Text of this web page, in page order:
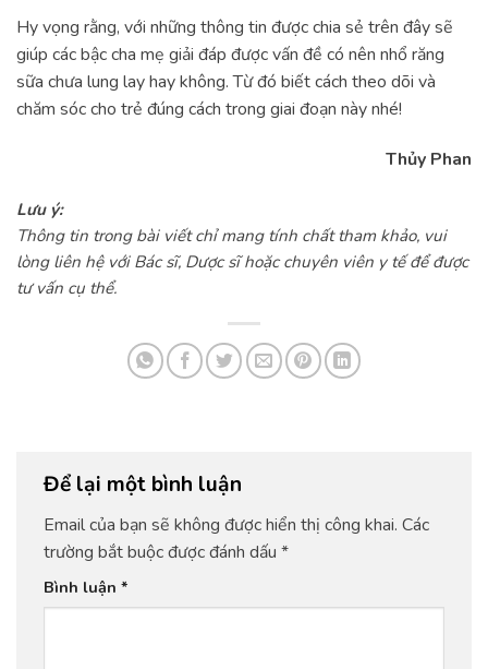
Hy vọng rằng, với những thông tin được chia sẻ trên đây sẽ
giúp các bậc cha mẹ giải đáp được vấn đề có nên nhổ răng
sữa chưa lung lay hay không. Từ đó biết cách theo dõi và
chăm sóc cho trẻ đúng cách trong giai đoạn này nhé!
Thủy Phan
Lưu ý:
Thông tin trong bài viết chỉ mang tính chất tham khảo, vui
lòng liên hệ với Bác sĩ, Dược sĩ hoặc chuyên viên y tế để được
tư vấn cụ thể.
Để lại một bình luận
Email của bạn sẽ không được hiển thị công khai. Các
trường bắt buộc được đánh dấu *
Bình luận *